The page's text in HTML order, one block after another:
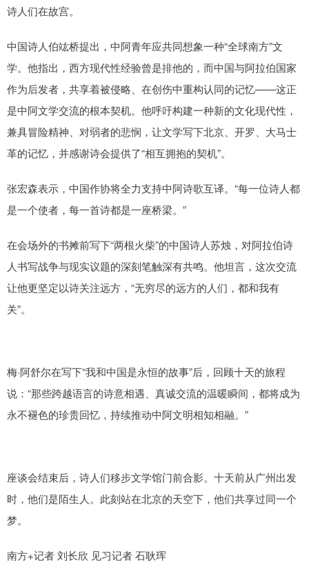
诗人们在故宫。
中国诗人伯竑桥提出，中阿青年应共同想象一种“全球南方”文
学。他指出，西方现代性经验曾是排他的，而中国与阿拉伯国家
作为后发者，共享着被侵略、在创伤中重构认同的记忆——这正
是中阿文学交流的根本契机。他呼吁构建一种新的文化现代性，
兼具冒险精神、对弱者的悲悯，让文学写下北京、开罗、大马士
革的记忆，并感谢诗会提供了“相互拥抱的契机”。
张宏森表示，中国作协将全力支持中阿诗歌互译。“每一位诗人都
是一个使者，每一首诗都是一座桥梁。”
在会场外的书摊前写下“两根火柴”的中国诗人苏烛，对阿拉伯诗
人书写战争与现实议题的深刻笔触深有共鸣。他坦言，这次交流
让他更坚定以诗关注远方，“无穷尽的远方的人们，都和我有
关”。
梅·阿舒尔在写下“我和中国是永恒的故事”后，回顾十天的旅程
说：“那些跨越语言的诗意相遇、真诚交流的温暖瞬间，都将成为
永不褪色的珍贵回忆，持续推动中阿文明相知相融。”
座谈会结束后，诗人们移步文学馆门前合影。十天前从广州出发
时，他们是陌生人。此刻站在北京的天空下，他们共享过同一个
梦。
南方+记者 刘长欣 见习记者 石耿珲